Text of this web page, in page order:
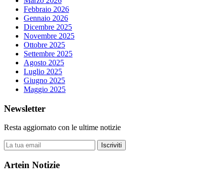
Febbraio 2026
Gennaio 2026
Dicembre 2025
Novembre 2025
Ottobre 2025
Settembre 2025
Agosto 2025
Luglio 2025
Giugno 2025
Maggio 2025
Newsletter
Resta aggiornato con le ultime notizie
Iscriviti
Artein Notizie